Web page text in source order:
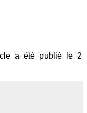
a été publié le 2